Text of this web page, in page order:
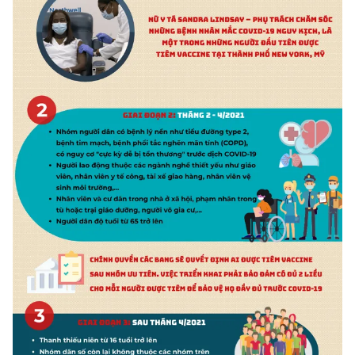
Photo Infographic
Video Shorts video
VTV Money VTV Thể thao
VTV Sức khoẻ Bất động sản
Thị trường 24h Tấm lòng Việt
VTV4 Vươn mình bằng AI
VTV9
Liên hệ tòa soạn English